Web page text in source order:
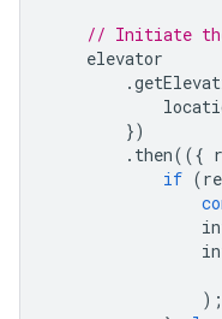
// Initiate
elevator
.
})
. then(({
if (
);